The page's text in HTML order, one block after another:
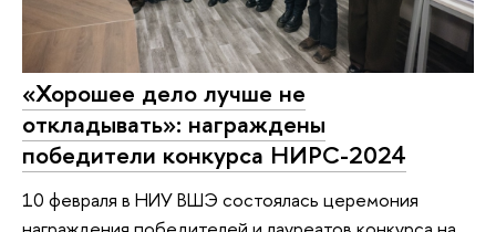
«Хорошее дело лучше не
откладывать»: награждены
победители конкурса НИРС-2024
10 февраля в НИУ ВШЭ состоялась церемония